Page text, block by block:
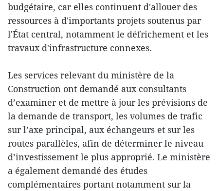
budgétaire, car elles continuent d'allouer des
ressources à d'importants projets soutenus par
l'État central, notamment le défrichement et les
travaux d'infrastructure connexes.
Les services relevant du ministère de la
Construction ont demandé aux consultants
d’examiner et de mettre à jour les prévisions de
la demande de transport, les volumes de trafic
sur l’axe principal, aux échangeurs et sur les
routes parallèles, afin de déterminer le niveau
d’investissement le plus approprié. Le ministère
a également demandé des études
complémentaires portant notamment sur la